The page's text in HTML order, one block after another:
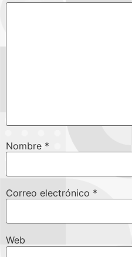
Nombre *
Correo electrónico *
Web